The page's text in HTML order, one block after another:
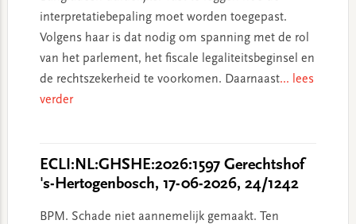
interpretatiebepaling moet worden toegepast.
Volgens haar is dat nodig om spanning met de rol
van het parlement, het fiscale legaliteitsbeginsel en
de rechtszekerheid te voorkomen. Daarnaast... lees
verder
ECLI:NL:GHSHE:2026:1597 Gerechtshof
's-Hertogenbosch, 17-06-2026, 24/1242
BPM. Schade niet aannemelijk gemaakt. Ten